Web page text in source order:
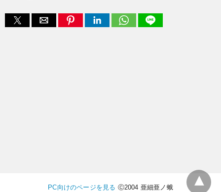
PC向けのページを見る Ⓒ2004 亜細亜ノ蛾